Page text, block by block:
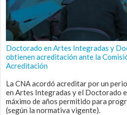
Doctorado en Artes Integradas y
obtienen acreditación ante la
Acreditación
La CNA acordó acreditar por un
en Artes Integradas y el Doctorado
máximo de años permitido para
(según la normativa vigente).